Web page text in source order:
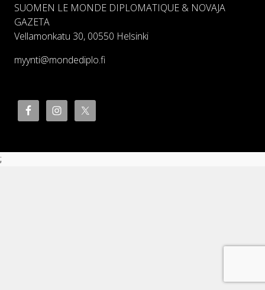
SUOMEN LE MONDE DIPLOMATIQUE & NOVAJA
GAZETA
Vellamonkatu 30, 00550 Helsinki
myynti@mondediplo.fi
;